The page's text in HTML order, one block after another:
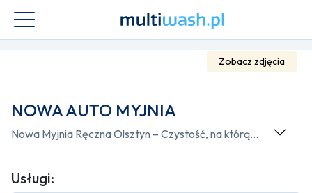
Zobacz zdjęcia
NOWA AUTO MYJNIA
Nowa Myjnia Ręczna Olsztyn – Czystość, na którą zasługuje Twój samochód Witamy w Nowej Myjni Ręcznej w Olsztynie, miejscu, gdzie Twoje auto odzyskuje nieskazitelny wygląd dzięki starannej i precyzyjnej pielęgnacji. Nasza myjnia to idealne rozwiązanie dla osób ceniących jakość, komfort i profesjonalizm. Specjalizujemy się w ręcznym myciu pojazdów, co pozwala nam na dokładniejsze oczyszczanie każdego detalu, eliminując ryzyko zarysowań czy uszkodzeń, które mogą wystąpić podczas mycia automatycznego. Używamy wyłącznie bezpiecznych dla lakieru i wnętrza aut środków czyszczących, co gwarantuje doskonały efekt, a także dbałość o środowisko. Nasza oferta obejmuje m.in.: Ręczne mycie zewnętrzne Czyszczenie felg i opon Pranie tapicerki materiałowej i skórzanej Woskowanie i nabłyszczanie karoserii Detailing wnętrza – odkurzanie, czyszczenie tapicerki, deski rozdzielczej, szyb Pielęgnacja elementów plastikowych i chromowanych Dlaczego warto wybrać naszą myjnię? Profesjonalna obsługa i indywidualne podejście do klienta Precyzyjne i bezpieczne mycie ręczne Szeroka gama usług – od podstawowego mycia po zaawansowany detailing Ekologiczne środki czyszczące, które dbają o Twój samochód i środowisko Atrakcyjne ceny i możliwość skorzystania z pakietów lojalnościowych Niezależnie od tego, czy chcesz zadbać o wygląd swojego codziennego pojazdu, czy przygotować go do sprzedaży – Nowa Myjnia Ręczna Olsztyn to miejsce, które spełni Twoje oczekiwania. Zaufaj profesjonalistom i przekonaj się, jak czyste może być Twoje auto!
Usługi: